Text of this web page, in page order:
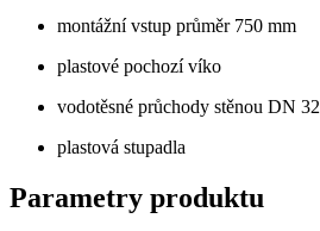
montážní vstup průměr 750 mm
plastové pochozí víko
vodotěsné průchody stěnou DN 32
plastová stupadla
Parametry produktu